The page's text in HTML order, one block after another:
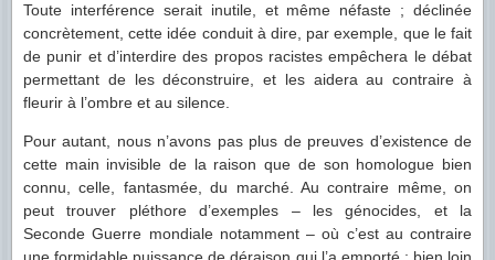
Toute interférence serait inutile, et même néfaste ; déclinée
concrètement, cette idée conduit à dire, par exemple, que le fait
de punir et d’interdire des propos racistes empêchera le débat
permettant de les déconstruire, et les aidera au contraire à
fleurir à l’ombre et au silence.
Pour autant, nous n’avons pas plus de preuves d’existence de
cette main invisible de la raison que de son homologue bien
connu, celle, fantasmée, du marché. Au contraire même, on
peut trouver pléthore d’exemples – les génocides, et la
Seconde Guerre mondiale notamment – où c’est au contraire